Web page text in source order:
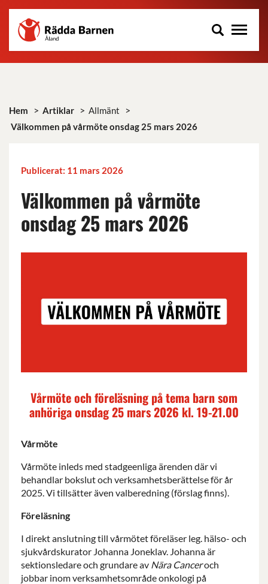
Hoppa
till
huvudinnehåll
Rädda
Barnen
på
Åland
Hem > Artiklar > Allmänt >
Välkommen på vårmöte onsdag 25 mars 2026
Publicerat: 11 mars 2026
Välkommen på vårmöte
onsdag 25 mars 2026
Vårmöte och föreläsning på tema barn som
anhöriga onsdag 25 mars 2026 kl. 19-21.00
Vårmöte
Vårmöte inleds med stadgeenliga ärenden där vi
behandlar bokslut och verksamhetsberättelse för år
2025. Vi tillsätter även valberedning (förslag finns).
Föreläsning
I direkt anslutning till vårmötet föreläser leg. hälso- och
sjukvårdskurator Johanna Joneklav. Johanna är
sektionsledare och grundare av Nära Canceroch
jobbar inom verksamhetsområde onkologi på